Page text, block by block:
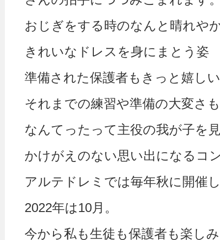
おじぎをする時のなんと晴れや
きれいなドレスを身にまとう姿
準備された保護者もきっと嬉し
それまでの練習や準備の大変さ
なんてったって主役の我が子を
かけがえのない思い出になるコ
アルテドレミでは毎年秋に開催
2022年は10月。
今から私も生徒も保護者も楽し